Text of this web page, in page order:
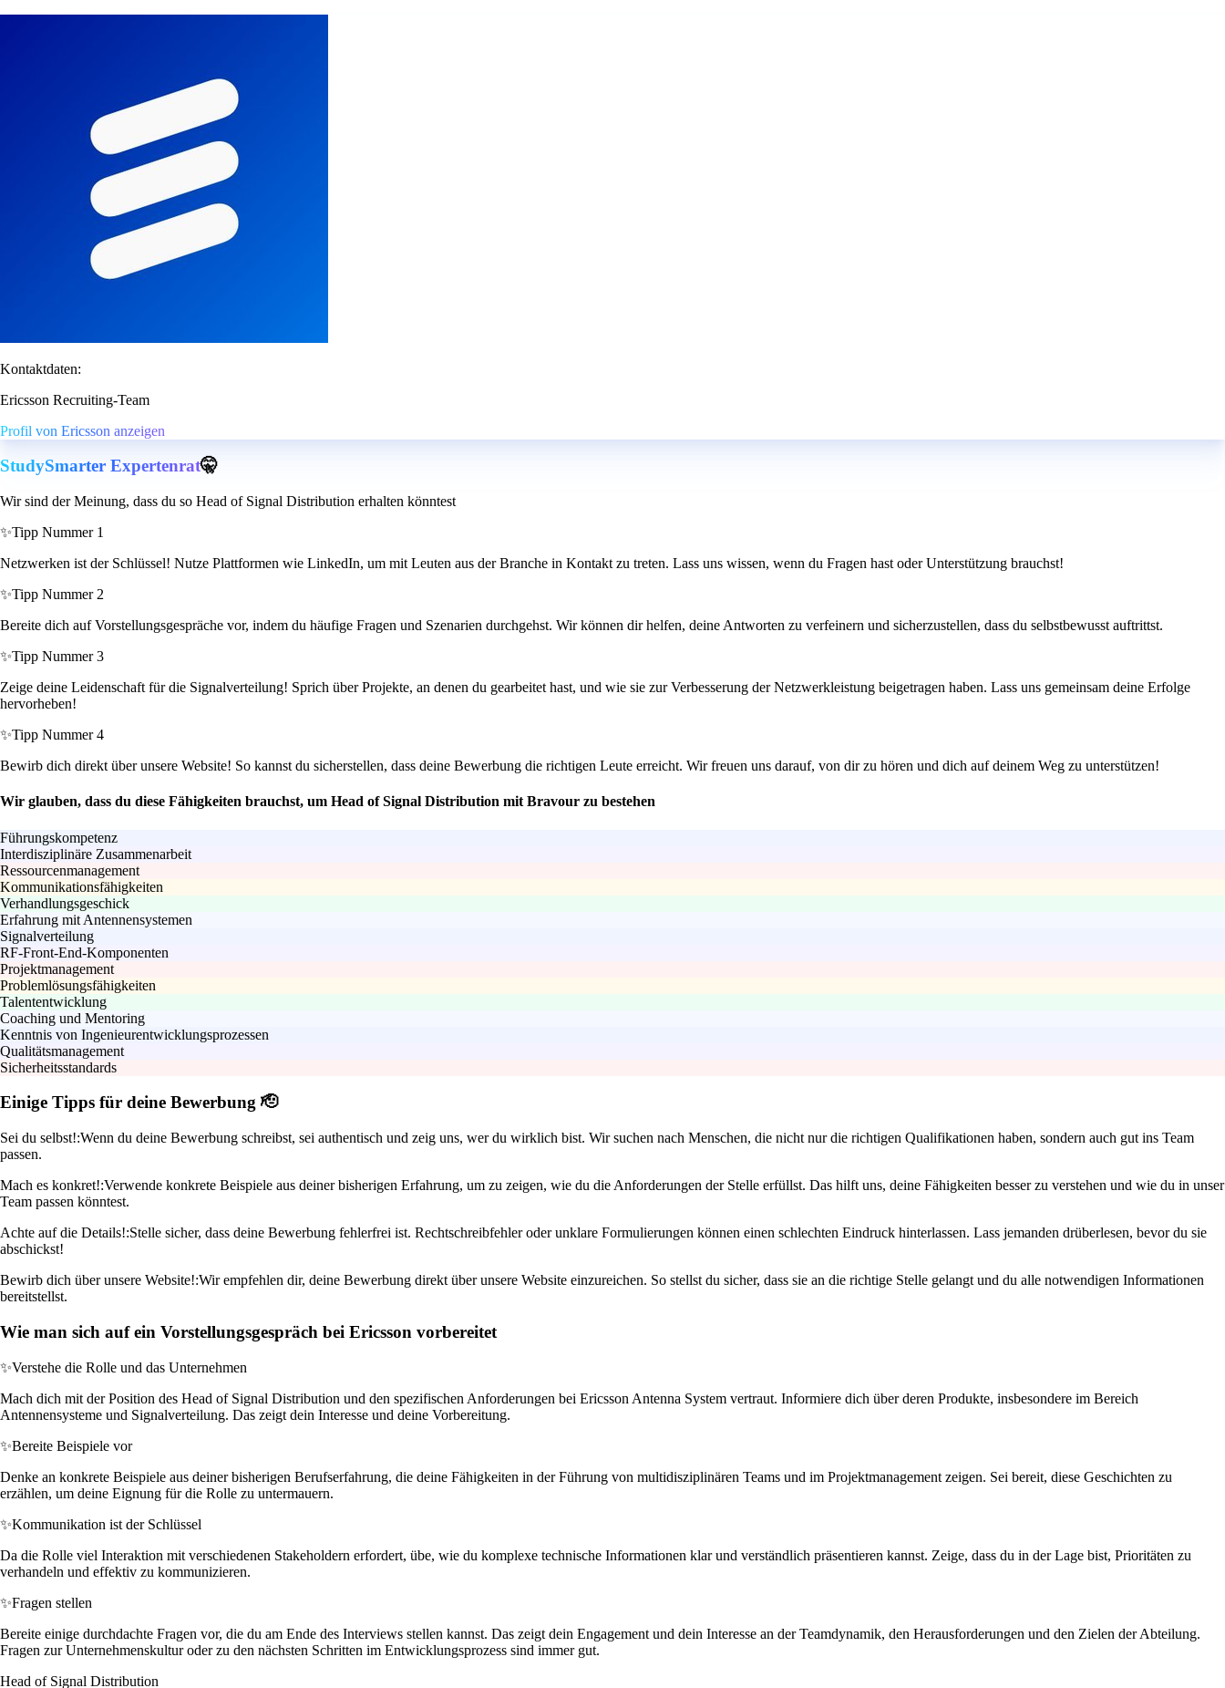
Kontaktdaten:
Ericsson Recruiting-Team
Profil von Ericsson anzeigen
StudySmarter Expertenrat🤫
Wir sind der Meinung, dass du so Head of Signal Distribution erhalten könntest
✨Tipp Nummer 1
Netzwerken ist der Schlüssel! Nutze Plattformen wie LinkedIn, um mit Leuten aus der Branche in Kontakt zu treten. Lass uns wissen, wenn du Fragen hast oder Unterstützung brauchst!
✨Tipp Nummer 2
Bereite dich auf Vorstellungsgespräche vor, indem du häufige Fragen und Szenarien durchgehst. Wir können dir helfen, deine Antworten zu verfeinern und sicherzustellen, dass du selbstbewusst auftrittst.
✨Tipp Nummer 3
Zeige deine Leidenschaft für die Signalverteilung! Sprich über Projekte, an denen du gearbeitet hast, und wie sie zur Verbesserung der Netzwerkleistung beigetragen haben. Lass uns gemeinsam deine Erfolge
hervorheben!
✨Tipp Nummer 4
Bewirb dich direkt über unsere Website! So kannst du sicherstellen, dass deine Bewerbung die richtigen Leute erreicht. Wir freuen uns darauf, von dir zu hören und dich auf deinem Weg zu unterstützen!
Wir glauben, dass du diese Fähigkeiten brauchst, um Head of Signal Distribution mit Bravour zu bestehen
Führungskompetenz
Interdisziplinäre Zusammenarbeit
Ressourcenmanagement
Kommunikationsfähigkeiten
Verhandlungsgeschick
Erfahrung mit Antennensystemen
Signalverteilung
RF-Front-End-Komponenten
Projektmanagement
Problemlösungsfähigkeiten
Talententwicklung
Coaching und Mentoring
Kenntnis von Ingenieurentwicklungsprozessen
Qualitätsmanagement
Sicherheitsstandards
Einige Tipps für deine Bewerbung 🫡
Sei du selbst!:Wenn du deine Bewerbung schreibst, sei authentisch und zeig uns, wer du wirklich bist. Wir suchen nach Menschen, die nicht nur die richtigen Qualifikationen haben, sondern auch gut ins Team
passen.
Mach es konkret!:Verwende konkrete Beispiele aus deiner bisherigen Erfahrung, um zu zeigen, wie du die Anforderungen der Stelle erfüllst. Das hilft uns, deine Fähigkeiten besser zu verstehen und wie du in unser
Team passen könntest.
Achte auf die Details!:Stelle sicher, dass deine Bewerbung fehlerfrei ist. Rechtschreibfehler oder unklare Formulierungen können einen schlechten Eindruck hinterlassen. Lass jemanden drüberlesen, bevor du sie
abschickst!
Bewirb dich über unsere Website!:Wir empfehlen dir, deine Bewerbung direkt über unsere Website einzureichen. So stellst du sicher, dass sie an die richtige Stelle gelangt und du alle notwendigen Informationen
bereitstellst.
Wie man sich auf ein Vorstellungsgespräch bei Ericsson vorbereitet
✨Verstehe die Rolle und das Unternehmen
Mach dich mit der Position des Head of Signal Distribution und den spezifischen Anforderungen bei Ericsson Antenna System vertraut. Informiere dich über deren Produkte, insbesondere im Bereich
Antennensysteme und Signalverteilung. Das zeigt dein Interesse und deine Vorbereitung.
✨Bereite Beispiele vor
Denke an konkrete Beispiele aus deiner bisherigen Berufserfahrung, die deine Fähigkeiten in der Führung von multidisziplinären Teams und im Projektmanagement zeigen. Sei bereit, diese Geschichten zu
erzählen, um deine Eignung für die Rolle zu untermauern.
✨Kommunikation ist der Schlüssel
Da die Rolle viel Interaktion mit verschiedenen Stakeholdern erfordert, übe, wie du komplexe technische Informationen klar und verständlich präsentieren kannst. Zeige, dass du in der Lage bist, Prioritäten zu
verhandeln und effektiv zu kommunizieren.
✨Fragen stellen
Bereite einige durchdachte Fragen vor, die du am Ende des Interviews stellen kannst. Das zeigt dein Engagement und dein Interesse an der Teamdynamik, den Herausforderungen und den Zielen der Abteilung.
Fragen zur Unternehmenskultur oder zu den nächsten Schritten im Entwicklungsprozess sind immer gut.
Head of Signal Distribution